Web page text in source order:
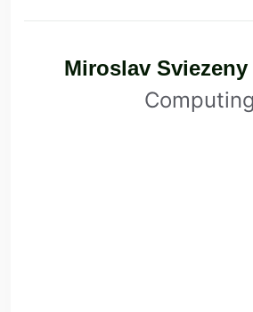
Miroslav Sviezeny
Computing